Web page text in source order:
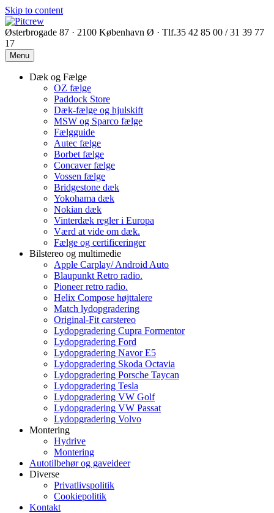
Skip to content
Østerbrogade 87 · 2100 København Ø · Tlf.35 42 85 00 / 31 39 77
17
Menu
Dæk og Fælge
OZ fælge
Paddock Store
Dæk-fælge og hjulskift
MSW og Sparco fælge
Fælgguide
Autec fælge
Borbet fælge
Concaver fælge
Vossen fælge
Bridgestone dæk
Yokohama dæk
Nokian dæk
Vinterdæk regler i Europa
Værd at vide om dæk.
Fælge og certificeringer
Bilstereo og multimedie
Apple Carplay/ Android Auto
Blaupunkt Retro radio.
Pioneer retro radio.
Helix Compose højttalere
Match lydopgradering
Original-Fit carstereo
Lydopgradering Cupra Formentor
Lydopgradering Ford
Lydopgradering Navor E5
Lydopgradering Skoda Octavia
Lydopgradering Porsche Taycan
Lydopgradering Tesla
Lydopgradering VW Golf
Lydopgradering VW Passat
Lydopgradering Volvo
Montering
Hydrive
Montering
Autotilbehør og gaveideer
Diverse
Privatlivspolitik
Cookiepolitik
Kontakt